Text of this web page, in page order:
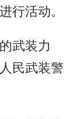
行活动。
武装力
民武装警